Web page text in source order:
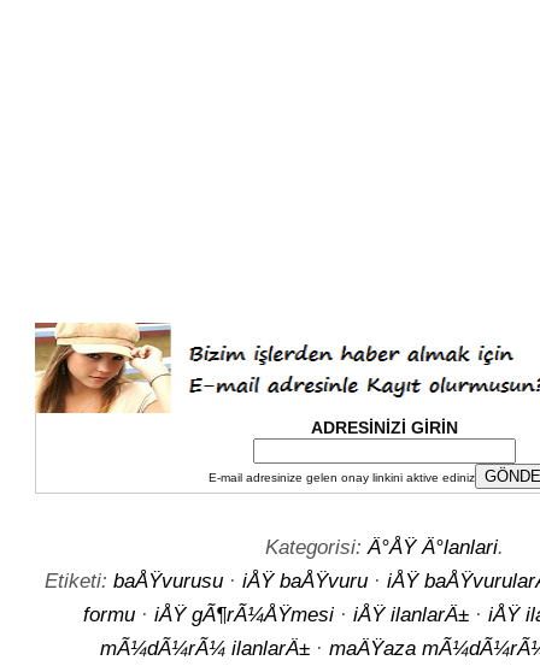
ADRESİNİZİ GİRİN
E-mail adresinize gelen onay linkini aktive ediniz
Kategorisi: Ä°ÅŸ Ä°lanlari.
Etiketi: baÅŸvurusu· iÅŸ baÅŸvuru· iÅŸ
formu· iÅŸ gÃ¶rÃ¼ÅŸmesi· iÅŸ ilanlarÄ±· iÅŸ
mÃ¼dÃ¼rÃ¼ ilanlarÄ± · maÄŸaza